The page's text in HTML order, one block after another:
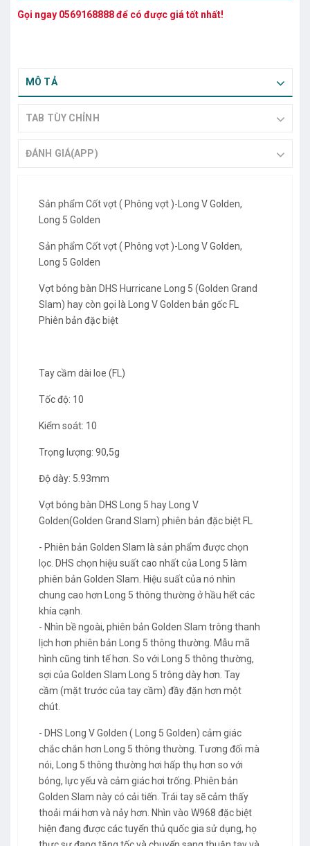
Gọi ngay 0569168888để có được giá tốt nhất!
MÔ TẢ
TAB TÙY CHỈNH
ĐÁNH GIÁ(APP)
Sản phẩm Cốt vợt ( Phông vợt )-Long V Golden,
Long 5 Golden
Sản phẩm Cốt vợt ( Phông vợt )-Long V Golden,
Long 5 Golden
Vợt bóng bàn DHS Hurricane Long 5 (Golden Grand
Slam) hay còn gọi là Long V Golden bản gốc FL
Phiên bản đặc biệt
Tay cầm dài loe (FL)
Tốc độ: 10
Kiểm soát: 10
Trọng lượng: 90,5g
Độ dày: 5.93mm
Vợt bóng bàn DHS Long 5 hay Long V
Golden(Golden Grand Slam) phiên bản đặc biệt FL
- Phiên bản Golden Slam là sản phẩm được chọn
lọc. DHS chọn hiệu suất cao nhất của Long 5 làm
phiên bản Golden Slam. Hiệu suất của nó nhìn
chung cao hơn Long 5 thông thường ở hầu hết các
khía cạnh.
- Nhìn bề ngoài, phiên bản Golden Slam trông thanh
lịch hơn phiên bản Long 5 thông thường. Mẫu mã
hình cũng tinh tế hơn. So với Long 5 thông thường,
sợi của Golden Slam Long 5 trông dày hơn. Tay
cầm (mặt trước của tay cầm) đầy đặn hơn một
chút.
- DHS Long V Golden ( Long 5 Golden) cảm giác
chắc chắn hơn Long 5 thông thường. Tương đối mà
nói, Long 5 thông thường hơi hấp thụ hơn so với
bóng, lực yếu và cảm giác hơi trống. Phiên bản
Golden Slam này có cải tiến. Trái tay sẽ cảm thấy
thoải mái hơn và nảy hơn. Nhìn vào W968 đặc biệt
hiện đang được các tuyển thủ quốc gia sử dụng, họ